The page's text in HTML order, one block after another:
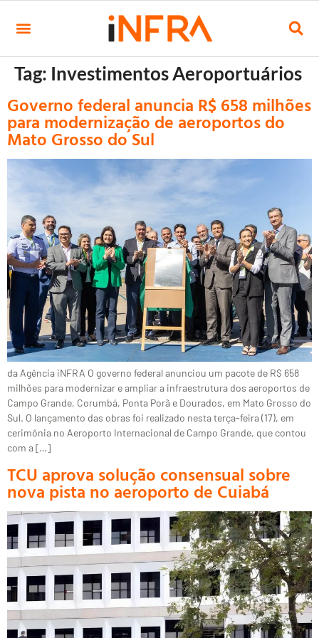
Tag: Investimentos Aeroportuários
Governo federal anuncia R$ 658 milhões
para modernização de aeroportos do
Mato Grosso do Sul
da Agência iNFRA O governo federal anunciou um pacote de R$ 658
milhões para modernizar e ampliar a infraestrutura dos aeroportos de
Campo Grande, Corumbá, Ponta Porã e Dourados, em Mato Grosso do
Sul. O lançamento das obras foi realizado nesta terça-feira (17), em
cerimônia no Aeroporto Internacional de Campo Grande, que contou
com a […]
TCU aprova solução consensual sobre
nova pista no aeroporto de Cuiabá